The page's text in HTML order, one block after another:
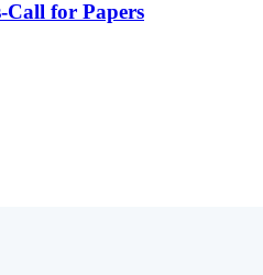
Call for Papers